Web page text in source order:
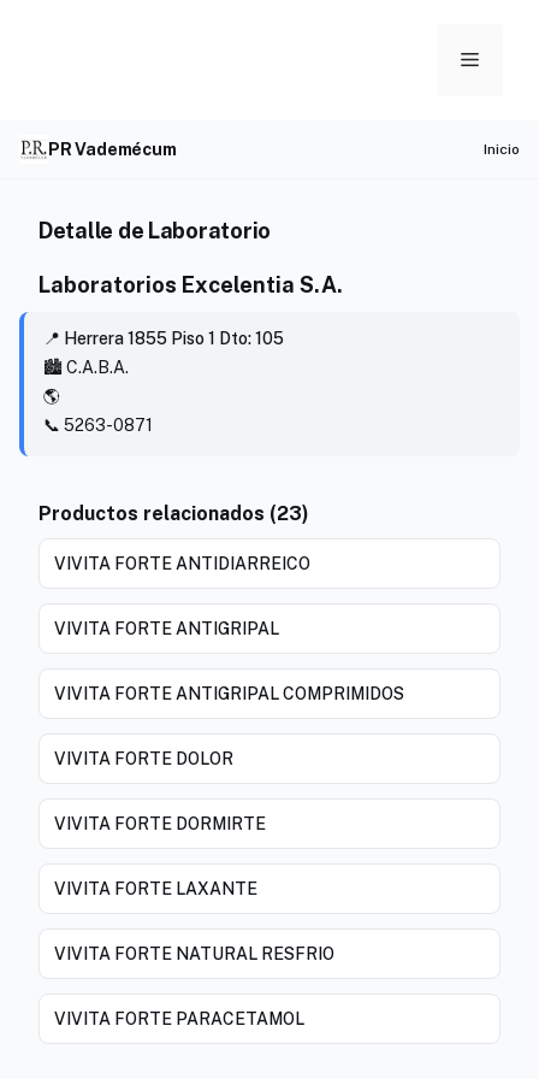
Menu
PR Vademécum Inicio
Detalle de Laboratorio
Laboratorios Excelentia S.A.
📍 Herrera 1855 Piso 1 Dto: 105
🏙️ C.A.B.A.
🌎
📞 5263-0871
Productos relacionados (23)
VIVITA FORTE ANTIDIARREICO
VIVITA FORTE ANTIGRIPAL
VIVITA FORTE ANTIGRIPAL COMPRIMIDOS
VIVITA FORTE DOLOR
VIVITA FORTE DORMIRTE
VIVITA FORTE LAXANTE
VIVITA FORTE NATURAL RESFRIO
VIVITA FORTE PARACETAMOL